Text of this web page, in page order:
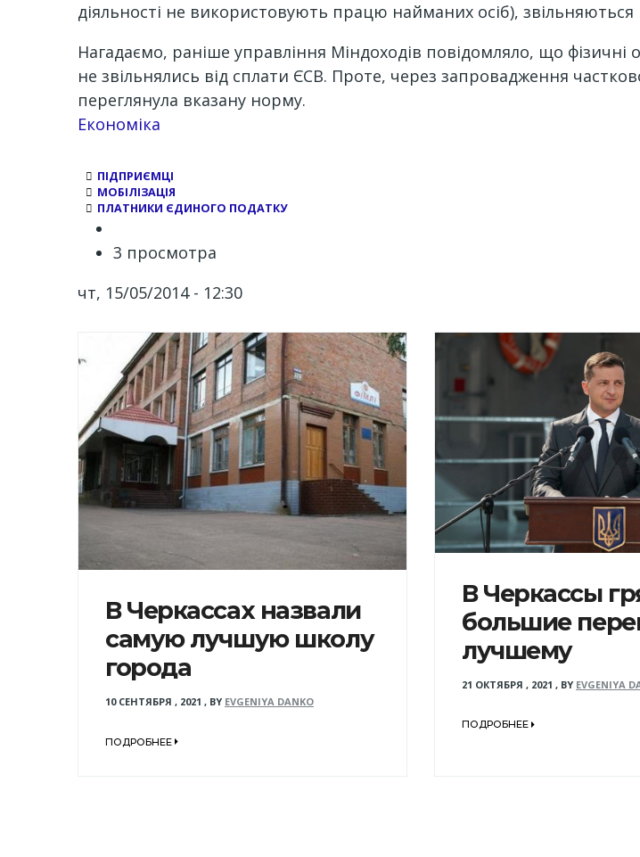
діяльності не використовують працю найманих осіб), звільняються
Нагадаємо, раніше управління Міндоходів повідомляло, що
не звільнялись від сплати ЄСВ. Проте, через запровадження
переглянула вказану норму.
Економіка
ПІДПРИЄМЦІ
МОБІЛІЗАЦІЯ
ПЛАТНИКИ ЄДИНОГО ПОДАТКУ
3 просмотра
чт, 15/05/2014 - 12:30
В Черкассах назвали
самую лучшую школу
города
10 СЕНТЯБРЯ , 2021 , BY EVGENIYA DANKO
ПОДРОБНЕЕ
В Черкассы
большие
лучшему
21 ОКТЯБРЯ , 2021 , BY EVGENIYA
ПОДРОБНЕЕ